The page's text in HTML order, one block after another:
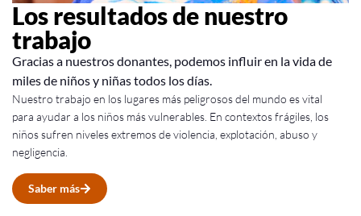
Los resultados de nuestro
trabajo
Gracias a nuestros donantes, podemos influir en la vida de
miles de niños y niñas todos los días.
Nuestro trabajo en los lugares más peligrosos del mundo es vital
para ayudar a los niños más vulnerables. En contextos frágiles, los
niños sufren niveles extremos de violencia, explotación, abuso y
negligencia.
Saber más